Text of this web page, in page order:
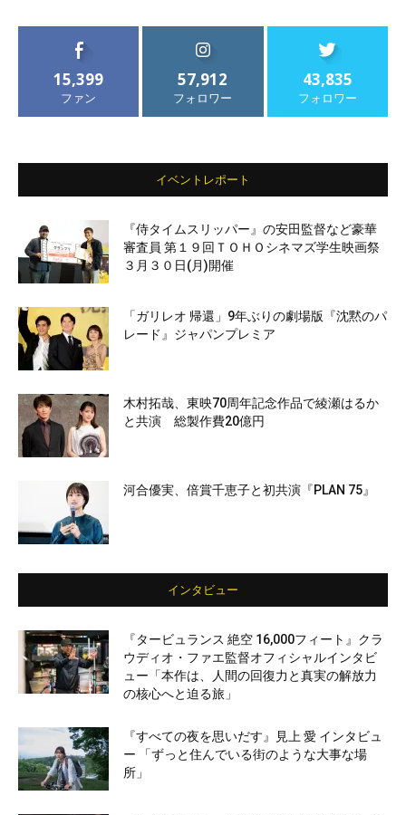
15,399
ファン
57,912
フォロワー
43,835
フォロワー
イベントレポート
『侍タイムスリッパー』の安田監督など豪華
審査員 第１９回ＴＯＨＯシネマズ学生映画祭
３月３０日(月)開催
「ガリレオ 帰還」9年ぶりの劇場版『沈黙のパ
レード』ジャパンプレミア
木村拓哉、東映70周年記念作品で綾瀬はるか
と共演 総製作費20億円
河合優実、倍賞千恵子と初共演『PLAN 75』
インタビュー
『タービュランス 絶空 16,000フィート』クラ
ウディオ・ファエ監督オフィシャルインタビ
ュー「本作は、人間の回復力と真実の解放力
の核心へと迫る旅」
『すべての夜を思いだす』見上 愛 インタビュ
ー 「ずっと住んでいる街のような大事な場
所」